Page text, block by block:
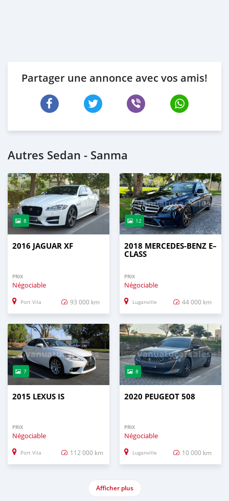
Partager une annonce avec vos amis!
Autres Sedan - Sanma
8
2016 JAGUAR XF
PRIX
Négociable
Port Vila 93 000 km
12
2018 MERCEDES-BENZ E–
CLASS
PRIX
Négociable
Luganville 44 000 km
7
2015 LEXUS IS
PRIX
Négociable
Port Vila 112 000 km
8
2020 PEUGEOT 508
PRIX
Négociable
Luganville 10 000 km
Afficher plus